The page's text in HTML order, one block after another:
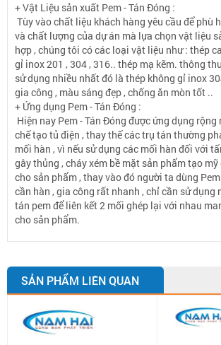
+ Vật Liệu sản xuất Pem - Tán Đóng :
Tùy vào chất liệu khách hàng yêu cầu để phù
và chất lượng của dự án mà lựa chọn vật liệu
hợp , chúng tôi có các loại vật liệu như : thép
gỉ inox 201 , 304 , 316.. thép mạ kẽm. thông
sử dụng nhiều nhất đó là thép không gỉ inox
gia công , màu sáng đẹp , chống ăn mòn tốt ..
+ Ứng dụng Pem - Tán Đóng :
Hiện nay Pem - Tán Đóng được ứng dụng
chế tạo tủ điện , thay thế các trụ tán thường
mối hàn , vì nếu sử dụng các mối hàn đối với
gây thủng , cháy xém bề mặt sản phẩm tạo
cho sản phẩm , thay vào đó người ta dùng
cần hàn , gia công rất nhanh , chỉ cần sử dụng
tán pem để liên kết 2 mối ghép lại với nhau
cho sản phẩm.
SẢN PHẨM LIÊN QUAN